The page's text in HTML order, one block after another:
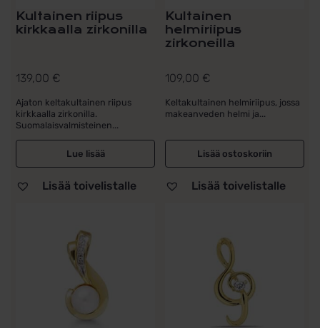
Kultainen riipus
kirkkaalla zirkonilla
139,00 €
Ajaton keltakultainen riipus
kirkkaalla zirkonilla.
Suomalaisvalmisteinen...
Lue lisää
Lisää toivelistalle
Kultainen
helmiriipus
zirkoneilla
109,00 €
Keltakultainen helmiriipus, jossa
makeanveden helmi ja...
Lisää ostoskoriin
Lisää toivelistalle